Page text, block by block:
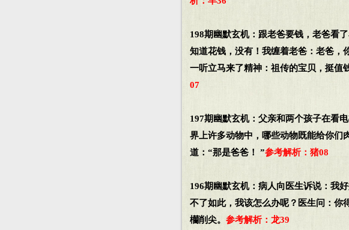
198期幽默玄机：跟老爸要钱，老爸看
知道花钱，没有！我缠着老爸：老爸，
一听立马来了精神：祖传的宝贝，挺值
07
197期幽默玄机：父亲和两个孩子在看
界上许多动物中，哪些动物既能给你们
道：“那是爸爸！ ”参考解析：猪08
196期幽默玄机：病人向医生诉说：我
不了如此，我该怎么办呢？医生问：你
欗削尖。参考解析：龙39